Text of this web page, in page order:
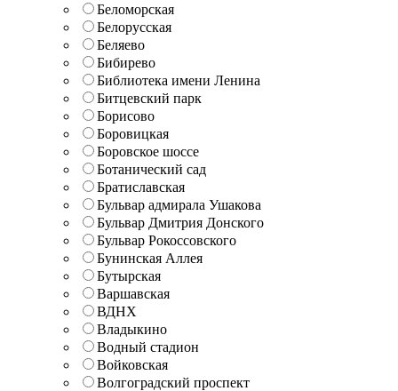
Беломорская
Белорусская
Беляево
Бибирево
Библиотека имени Ленина
Битцевский парк
Борисово
Боровицкая
Боровское шоссе
Ботанический сад
Братиславская
Бульвар адмирала Ушакова
Бульвар Дмитрия Донского
Бульвар Рокоссовского
Бунинская Аллея
Бутырская
Варшавская
ВДНХ
Владыкино
Водный стадион
Войковская
Волгоградский проспект